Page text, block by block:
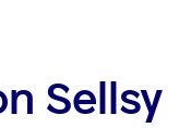
Sellsy